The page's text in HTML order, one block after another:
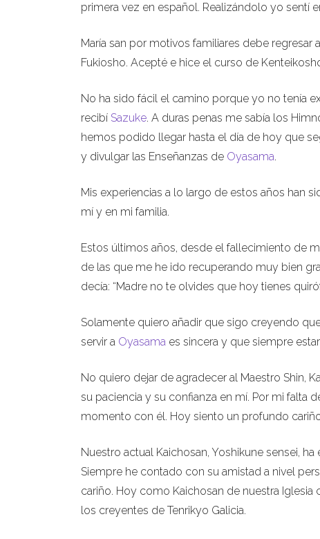
primera vez en español. Realizándolo yo sentí
María san por motivos familiares debe
Fukiosho. Acepté e hice el curso de
No ha sido fácil el camino porque yo no tenía
recibí Sazuke. A duras penas me sabía los
hemos podido llegar hasta el día de hoy que
y divulgar las Enseñanzas de Oyasama.
Mis experiencias a lo largo de estos años han
mí y en mi familia.
Estos últimos años, desde el fallecimiento de
de las que me he ido recuperando muy bien
decía: “Madre no te olvides que hoy tienes
Solamente quiero añadir que sigo creyendo
servir a Oyasama es sincera y que siempre
No quiero dejar de agradecer al Maestro Shin,
su paciencia y su confianza en mí. Por mi falta
momento con él. Hoy siento un profundo
Nuestro actual Kaichosan, Yoshikune sensei,
Siempre he contado con su amistad a nivel
cariño. Hoy como Kaichosan de nuestra
los creyentes de Tenrikyo Galicia.